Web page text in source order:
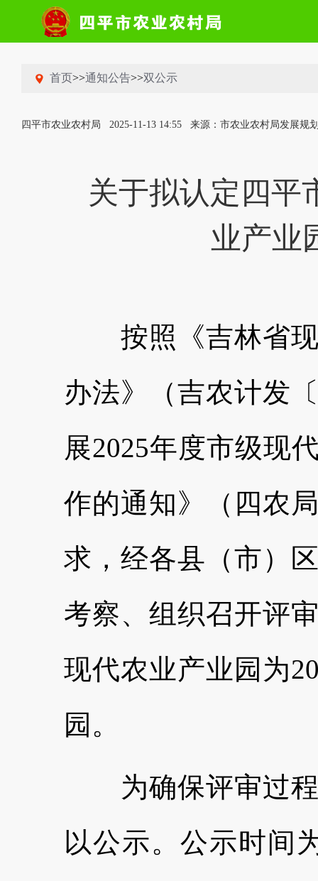
首页>>通知公告>>双公示
四平市农业农村局 2025-11-13 14:55 来源：市农业农村局发展规
关于拟认定四平
业产业
按照《吉林省现
办法》（吉农计发
展2025年度市级现
作的通知》（四农
求，经各县（市）
考察、组织召开评
现代农业产业园为
园。
为确保评审过程
以公示。公示时间